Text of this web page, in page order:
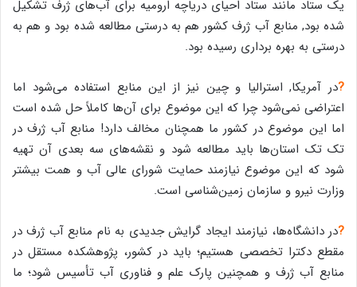
یک ستاد مانند ستاد احیای دریاچه ارومیه برای آب‌های ژرف تشکیل
شده بود, منابع آب ژرف کشور هم به درستی مطالعه شده بود و هم به
درستی به بهره برداری رسیده بود.
?در آمریکا, استرالیا و چین نیز از این منابع استفاده می‌شود اما
اعتراضی نمی‌شود چرا که این موضوع برای آن‌ها کاملاً حل شده است
اما این موضوع در کشور ما همچنان مخالف دارد! منابع آب ژرف در
تک ‌تک استان‌ها باید مطالعه شود و نقشه‌های سه بعدی آن تهیه
شود که این موضوع نیازمند حمایت شورای عالی آب و همت بیشتر
وزارت نیرو و سازمان زمین‌شناسی است.
?در دانشگاه‌ها، نیازمند ایجاد گرایش جدیدی به نام منابع آب ژرف در
مقطع دکترا تخصصی هستیم؛ باید در کشور، پژوهشکده مستقل در
منابع آب ژرف و همچنین پارک علم و فناوری آب تأسیس شود؛ ما